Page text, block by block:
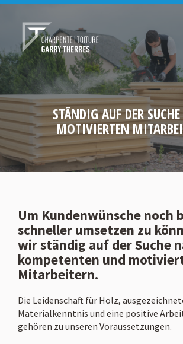
STÄNDIG AUF DER
MOTIVIERTEN
Um Kundenwünsche noch
schneller umsetzen zu
wir ständig auf der Suche
kompetenten und
Mitarbeitern.
Die Leidenschaft für Holz,
Materialkenntnis und eine positive
gehören zu unseren Voraussetzungen.